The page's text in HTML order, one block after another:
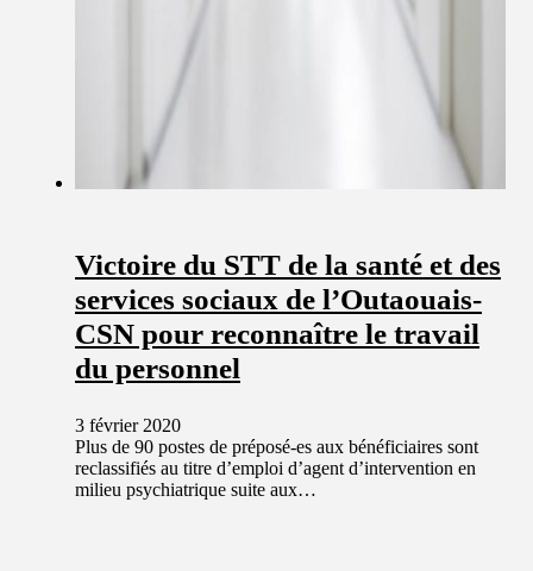
Victoire du STT de la santé et des
services sociaux de l’Outaouais-
CSN pour reconnaître le travail
du personnel
3 février 2020
Plus de 90 postes de préposé-es aux bénéficiaires sont
reclassifiés au titre d’emploi d’agent d’intervention en
milieu psychiatrique suite aux…